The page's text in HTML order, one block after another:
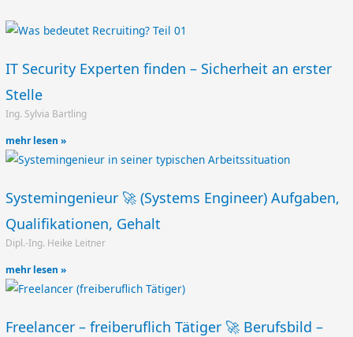
IT Security Experten finden – Sicherheit an erster
Stelle
Ing. Sylvia Bartling
mehr lesen »
Systemingenieur 🚀 (Systems Engineer) Aufgaben,
Qualifikationen, Gehalt
Dipl.-Ing. Heike Leitner
mehr lesen »
Freelancer – freiberuflich Tätiger 🚀 Berufsbild –